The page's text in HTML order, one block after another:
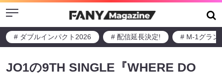
Menu
# ダブルインパクト2026 # 配信延長決定! # M-1グラン
JO1の9TH SINGLE『WHERE DO